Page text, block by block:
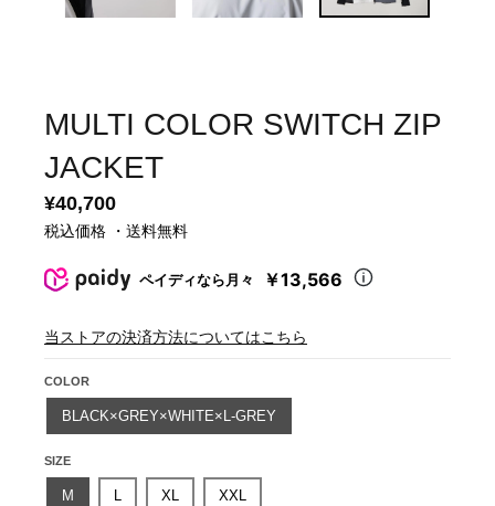
MULTI COLOR SWITCH ZIP
JACKET
¥40,700
税込価格 ・送料無料
ペイディなら月々 ￥13,566
当ストアの決済方法についてはこちら
COLOR
BLACK×GREY×WHITE×L-GREY
SIZE
M L XL XXL